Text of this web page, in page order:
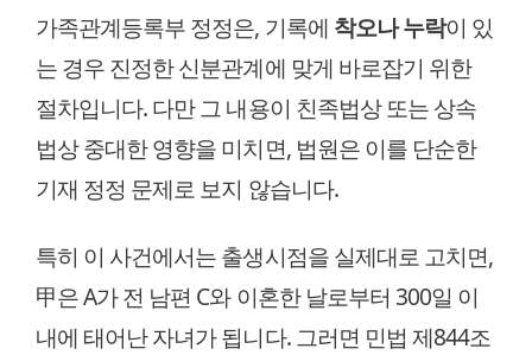
가족관계등록부 정정은, 기록에 착오나 누락이 있
는 경우 진정한 신분관계에 맞게 바로잡기 위한
절차입니다. 다만 그 내용이 친족법상 또는 상속
법상 중대한 영향을 미치면, 법원은 이를 단순한
기재 정정 문제로 보지 않습니다.
특히 이 사건에서는 출생시점을 실제대로 고치면,
甲은 A가 전 남편 C와 이혼한 날로부터 300일 이
내에 태어난 자녀가 됩니다. 그러면 민법 제844조